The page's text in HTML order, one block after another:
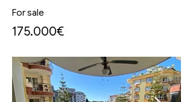
For sale
175.000€